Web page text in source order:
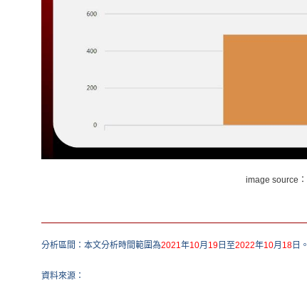
image source：
分析區間：本文分析時間範圍為2021 年10月 19 日至2022年10月 18 日。
資料來源：